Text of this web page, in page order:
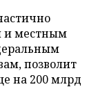
и местным
позволит
на 200 млрд